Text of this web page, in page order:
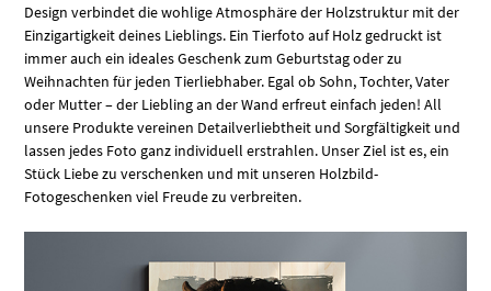
Design verbindet die wohlige Atmosphäre der Holzstruktur mit der
Einzigartigkeit deines Lieblings. Ein Tierfoto auf Holz gedruckt ist
immer auch ein ideales Geschenk zum Geburtstag oder zu
Weihnachten für jeden Tierliebhaber. Egal ob Sohn, Tochter, Vater
oder Mutter – der Liebling an der Wand erfreut einfach jeden! All
unsere Produkte vereinen Detailverliebtheit und Sorgfältigkeit und
lassen jedes Foto ganz individuell erstrahlen. Unser Ziel ist es, ein
Stück Liebe zu verschenken und mit unseren Holzbild-
Fotogeschenken viel Freude zu verbreiten.